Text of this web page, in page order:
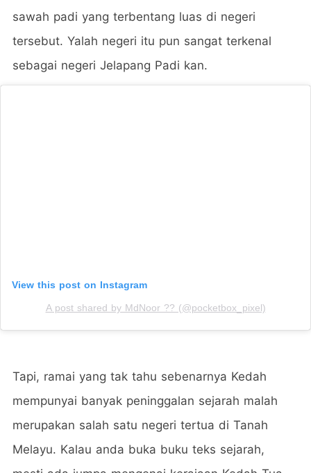
sawah padi yang terbentang luas di negeri
tersebut. Yalah negeri itu pun sangat terkenal
sebagai negeri Jelapang Padi kan.
View this post on Instagram
A post shared by MdNoor ?? (@pocketbox_pixel)
Tapi, ramai yang tak tahu sebenarnya Kedah
mempunyai banyak peninggalan sejarah malah
merupakan salah satu negeri tertua di Tanah
Melayu. Kalau anda buka buku teks sejarah,